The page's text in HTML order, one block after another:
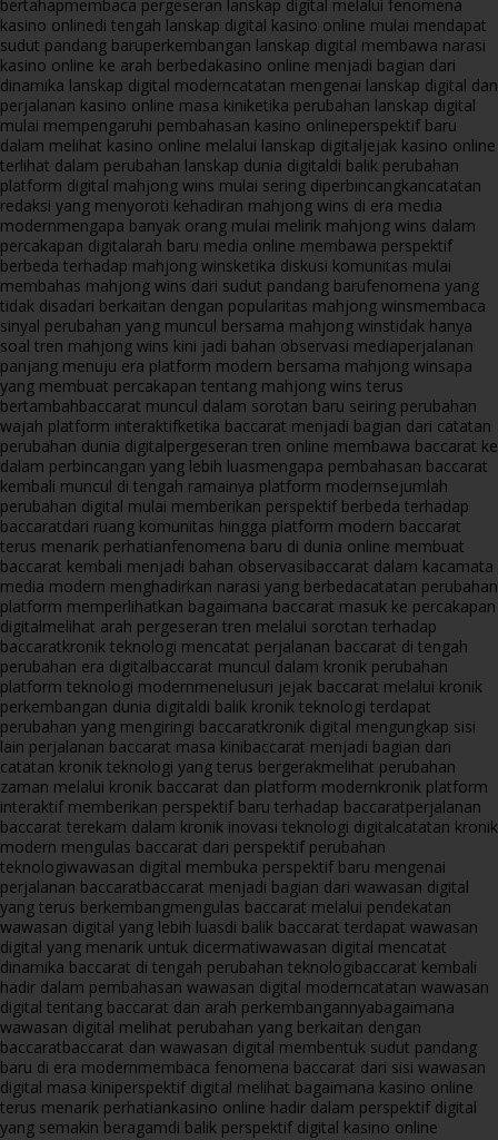
bertahapmembaca pergeseran lanskap digital melalui fenomena
kasino onlinedi tengah lanskap digital kasino online mulai mendapat
sudut pandang baruperkembangan lanskap digital membawa narasi
kasino online ke arah berbedakasino online menjadi bagian dari
dinamika lanskap digital moderncatatan mengenai lanskap digital dan
perjalanan kasino online masa kiniketika perubahan lanskap digital
mulai mempengaruhi pembahasan kasino onlineperspektif baru
dalam melihat kasino online melalui lanskap digitaljejak kasino online
terlihat dalam perubahan lanskap dunia digitaldi balik perubahan
platform digital mahjong wins mulai sering diperbincangkancatatan
redaksi yang menyoroti kehadiran mahjong wins di era media
modernmengapa banyak orang mulai melirik mahjong wins dalam
percakapan digitalarah baru media online membawa perspektif
berbeda terhadap mahjong winsketika diskusi komunitas mulai
membahas mahjong wins dari sudut pandang barufenomena yang
tidak disadari berkaitan dengan popularitas mahjong winsmembaca
sinyal perubahan yang muncul bersama mahjong winstidak hanya
soal tren mahjong wins kini jadi bahan observasi mediaperjalanan
panjang menuju era platform modern bersama mahjong winsapa
yang membuat percakapan tentang mahjong wins terus
bertambahbaccarat muncul dalam sorotan baru seiring perubahan
wajah platform interaktifketika baccarat menjadi bagian dari catatan
perubahan dunia digitalpergeseran tren online membawa baccarat ke
dalam perbincangan yang lebih luasmengapa pembahasan baccarat
kembali muncul di tengah ramainya platform modernsejumlah
perubahan digital mulai memberikan perspektif berbeda terhadap
baccaratdari ruang komunitas hingga platform modern baccarat
terus menarik perhatianfenomena baru di dunia online membuat
baccarat kembali menjadi bahan observasibaccarat dalam kacamata
media modern menghadirkan narasi yang berbedacatatan perubahan
platform memperlihatkan bagaimana baccarat masuk ke percakapan
digitalmelihat arah pergeseran tren melalui sorotan terhadap
baccaratkronik teknologi mencatat perjalanan baccarat di tengah
perubahan era digitalbaccarat muncul dalam kronik perubahan
platform teknologi modernmenelusuri jejak baccarat melalui kronik
perkembangan dunia digitaldi balik kronik teknologi terdapat
perubahan yang mengiringi baccaratkronik digital mengungkap sisi
lain perjalanan baccarat masa kinibaccarat menjadi bagian dari
catatan kronik teknologi yang terus bergerakmelihat perubahan
zaman melalui kronik baccarat dan platform modernkronik platform
interaktif memberikan perspektif baru terhadap baccaratperjalanan
baccarat terekam dalam kronik inovasi teknologi digitalcatatan kronik
modern mengulas baccarat dari perspektif perubahan
teknologiwawasan digital membuka perspektif baru mengenai
perjalanan baccaratbaccarat menjadi bagian dari wawasan digital
yang terus berkembangmengulas baccarat melalui pendekatan
wawasan digital yang lebih luasdi balik baccarat terdapat wawasan
digital yang menarik untuk dicermatiwawasan digital mencatat
dinamika baccarat di tengah perubahan teknologibaccarat kembali
hadir dalam pembahasan wawasan digital moderncatatan wawasan
digital tentang baccarat dan arah perkembangannyabagaimana
wawasan digital melihat perubahan yang berkaitan dengan
baccaratbaccarat dan wawasan digital membentuk sudut pandang
baru di era modernmembaca fenomena baccarat dari sisi wawasan
digital masa kiniperspektif digital melihat bagaimana kasino online
terus menarik perhatiankasino online hadir dalam perspektif digital
yang semakin beragamdi balik perspektif digital kasino online